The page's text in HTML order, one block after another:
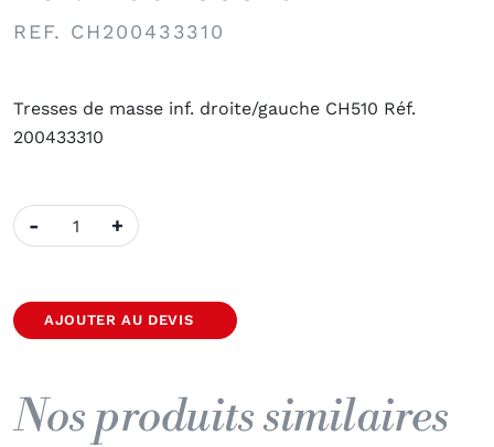
REF. CH200433310
Tresses de masse inf. droite/gauche CH510 Réf.
200433310
quantité
de
Tresses
inf.
droite/gauche
CH510
- +
AJOUTER AU DEVIS
Nos produits similaires